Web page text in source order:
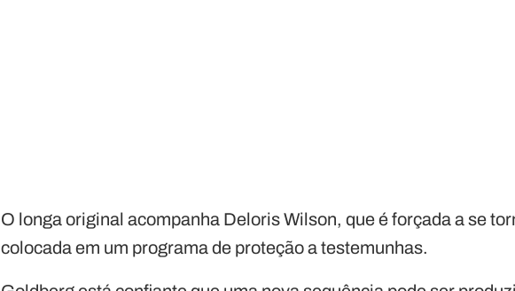
O longa original acompanha Deloris Wilson, que é forçada a se
colocada em um programa de proteção a testemunhas.